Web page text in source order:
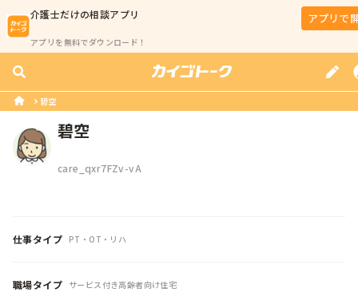
介護士だけの相談アプリ
アプリを無料でダウンロード！
アプリで
碧空
碧空
care_qxr7FZv-vA
仕事タイプ PT・OT・リハ
職場タイプ サービス付き高齢者向け住宅